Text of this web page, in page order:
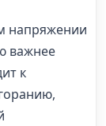
напряжении
важнее
к